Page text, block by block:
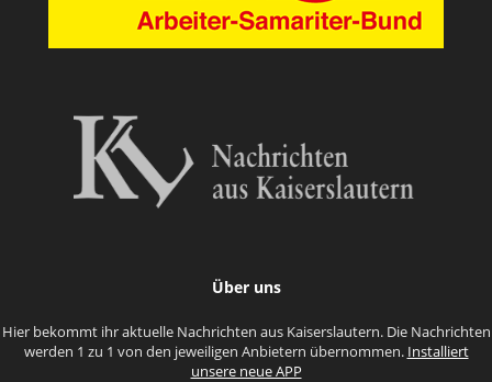
Über uns
Hier bekommt ihr aktuelle Nachrichten aus Kaiserslautern. Die Nachrichten
werden 1 zu 1 von den jeweiligen Anbietern übernommen. Installiert
unsere neue APP